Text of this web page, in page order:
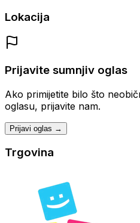
Lokacija
Prijavite sumnjiv oglas
Ako primijetite bilo što
oglasu, prijavite nam.
Prijavi oglas →
Trgovina